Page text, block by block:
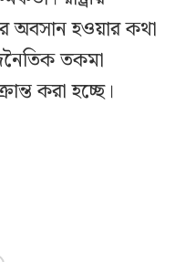
অবসান হওয়ার কথা
তকমা
করা হচ্ছে।